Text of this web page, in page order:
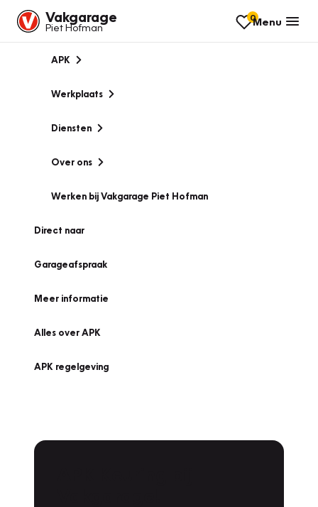
Vakgarage
Piet Hofman
0Menu
APK
Werkplaats
Diensten
Over ons
Werken bij Vakgarage Piet Hofman
Direct naar
Garageafspraak
Meer informatie
Alles over APK
APK regelgeving